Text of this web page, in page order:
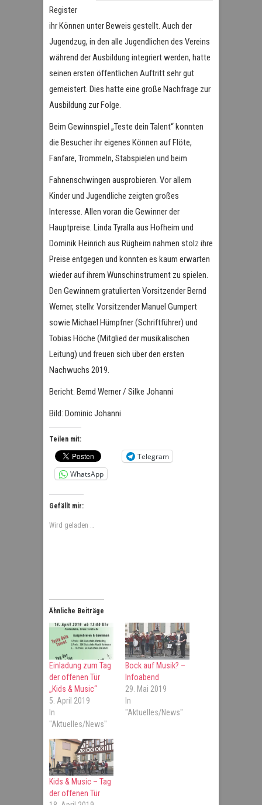
Register
ihr Können unter Beweis gestellt. Auch der
Jugendzug, in den alle Jugendlichen des Vereins
während der Ausbildung integriert werden, hatte
seinen ersten öffentlichen Auftritt sehr gut
gemeistert. Dies hatte eine große Nachfrage zur
Ausbildung zur Folge.
Beim Gewinnspiel „Teste dein Talent“ konnten
die Besucher ihr eigenes Können auf Flöte,
Fanfare, Trommeln, Stabspielen und beim
Fahnenschwingen ausprobieren. Vor allem
Kinder und Jugendliche zeigten großes
Interesse. Allen voran die Gewinner der
Hauptpreise. Linda Tyralla aus Hofheim und
Dominik Heinrich aus Rügheim nahmen stolz ihre
Preise entgegen und konnten es kaum erwarten
wieder auf ihrem Wunschinstrument zu spielen.
Den Gewinnern gratulierten Vorsitzender Bernd
Werner, stellv. Vorsitzender Manuel Gumpert
sowie Michael Hümpfner (Schriftführer) und
Tobias Höche (Mitglied der musikalischen
Leitung) und freuen sich über den ersten
Nachwuchs 2019.
Bericht: Bernd Werner / Silke Johanni
Bild: Dominic Johanni
Teilen mit:
Telegram
WhatsApp
Gefällt mir:
Wird geladen …
Ähnliche Beiträge
Einladung zum Tag
der offenen Tür
„Kids & Music“
5. April 2019
In
"Aktuelles/News"
Bock auf Musik? –
Infoabend
29. Mai 2019
In
"Aktuelles/News"
Kids & Music – Tag
der offenen Tür